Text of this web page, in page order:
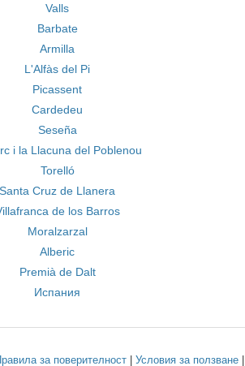
Valls
Barbate
Armilla
L'Alfàs del Pi
Picassent
Cardedeu
Seseña
i la Llacuna del Poblenou
Torelló
Santa Cruz de Llanera
de los Barros
Moralzarzal
Alberic
Premià de Dalt
Испания
за поверителност Условия за ползване